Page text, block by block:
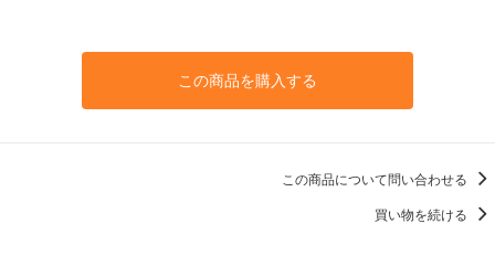
この商品を購入する
この商品について問い合わせる
買い物を続ける